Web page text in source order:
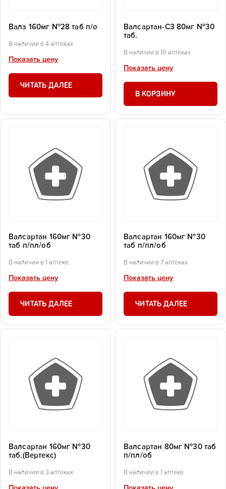
Валз 160мг №28 таб п/о
В наличии в 4 аптеках
Показать цену
ЧИТАТЬ ДАЛЕЕ
Валсартан-СЗ 80мг №30
таб.
В наличии в 10 аптеках
Показать цену
В КОРЗИНУ
Валсартан 160мг №30
таб п/пл/об
В наличии в 1 аптеке
Показать цену
ЧИТАТЬ ДАЛЕЕ
Валсартан 160мг №30
таб п/пл/об
В наличии в 7 аптеках
Показать цену
ЧИТАТЬ ДАЛЕЕ
Валсартан 160мг №30
таб.(Вертекс)
В наличии в 3 аптеках
Валсартан 80мг №30 таб
п/пл/об
В наличии в 1 аптеке